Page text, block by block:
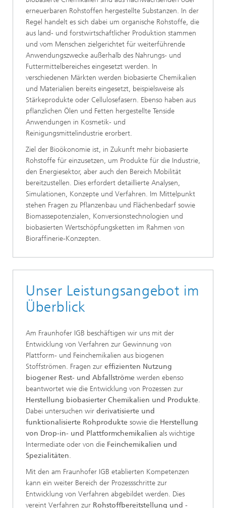
erneuerbaren Rohstoffen hergestellte Substanzen. In der
Regel handelt es sich dabei um organische Rohstoffe, die
aus land- und forstwirtschaftlicher Produktion stammen
und vom Menschen zielgerichtet für weiterführende
Anwendungszwecke außerhalb des Nahrungs- und
Futtermittelbereiches eingesetzt werden. In
verschiedenen Märkten werden biobasierte Chemikalien
und Materialien bereits eingesetzt, beispielsweise als
Stärkeprodukte oder Cellulosefasern. Ebenso haben aus
pflanzlichen Ölen und Fetten hergestellte Tenside
Anwendungen in Kosmetik- und
Reinigungsmittelindustrie erorbert.
Ziel der Bioökonomie ist, in Zukunft mehr biobasierte
Rohstoffe für einzusetzen, um Produkte für die Industrie,
den Energiesektor, aber auch den Bereich Mobilität
bereitzustellen. Dies erfordert detaillierte Analysen,
Simulationen, Konzepte und Verfahren. Im Mittelpunkt
stehen Fragen zu Pflanzenbau und Flächenbedarf sowie
Biomassepotenzialen, Konversionstechnologien und
biobasierten Wertschöpfungsketten im Rahmen von
Bioraffinerie-Konzepten.
Unser Leistungsangebot im
Überblick
Am Fraunhofer IGB beschäftigen wir uns mit der
Entwicklung von Verfahren zur Gewinnung von
Plattform- und Feinchemikalien aus biogenen
Stoffströmen. Fragen zur effizienten Nutzung
biogener Rest- und Abfallströme werden ebenso
beantwortet wie die Entwicklung von Prozessen zur
Herstellung biobasierter Chemikalien und Produkte.
Dabei untersuchen wir derivatisierte und
funktionalisierte Rohprodukte sowie die Herstellung
von Drop-in- und Plattformchemikalien als wichtige
Intermediate oder von die Feinchemikalien und
Spezialitäten.
Mit den am Fraunhofer IGB etablierten Kompetenzen
kann ein weiter Bereich der Prozessschritte zur
Entwicklung von Verfahren abgebildet werden. Dies
vereint Verfahren zur Rohstoffbereitstellung und -